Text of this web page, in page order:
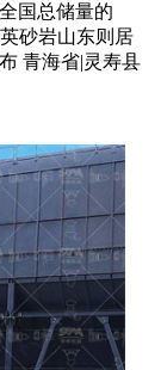
国总储量的
砂岩山东则居
青海省|灵寿县